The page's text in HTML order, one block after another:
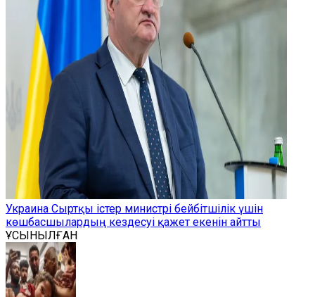
Украина Сыртқы істер министрі бейбітшілік үшін
көшбасшылардың кездесуі қажет екенін айтты
ҰСЫНЫЛҒАН